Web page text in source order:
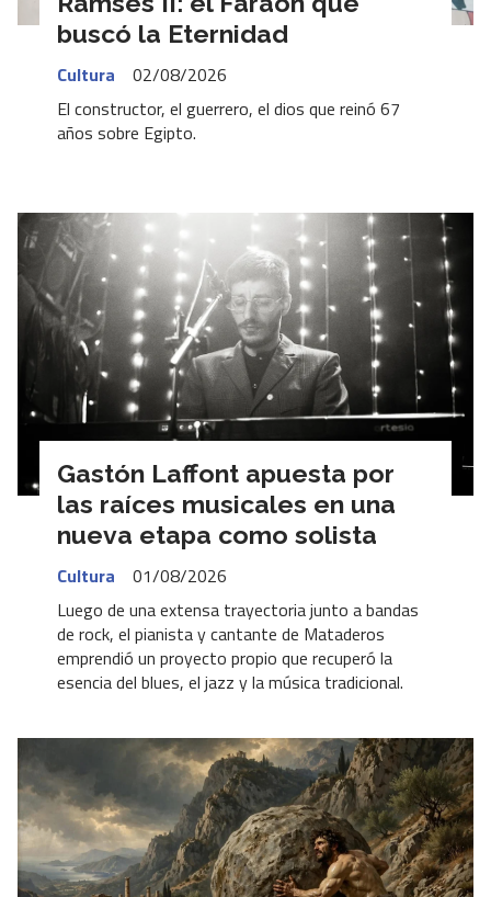
buscó la Eternidad
Cultura
02/08/2026
El constructor, el guerrero, el dios que reinó 67
años sobre Egipto.
Gastón Laffont apuesta por
las raíces musicales en una
nueva etapa como solista
Cultura
01/08/2026
Luego de una extensa trayectoria junto a bandas
de rock, el pianista y cantante de Mataderos
emprendió un proyecto propio que recuperó la
esencia del blues, el jazz y la música tradicional.